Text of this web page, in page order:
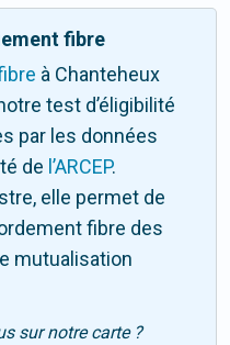
fibre
à Chanteheux
test d’éligibilité
par les données
de l’ARCEP.
elle permet de
fibre des
mutualisation
sur notre carte ?